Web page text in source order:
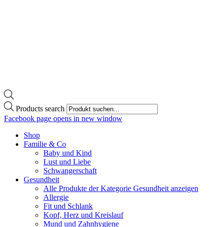
Products search
Facebook page opens in new window
Shop
Familie & Co
Baby und Kind
Lust und Liebe
Schwangerschaft
Gesundheit
Alle Produkte der Kategorie Gesundheit anzeigen
Allergie
Fit und Schlank
Kopf, Herz und Kreislauf
Mund und Zahnhygiene